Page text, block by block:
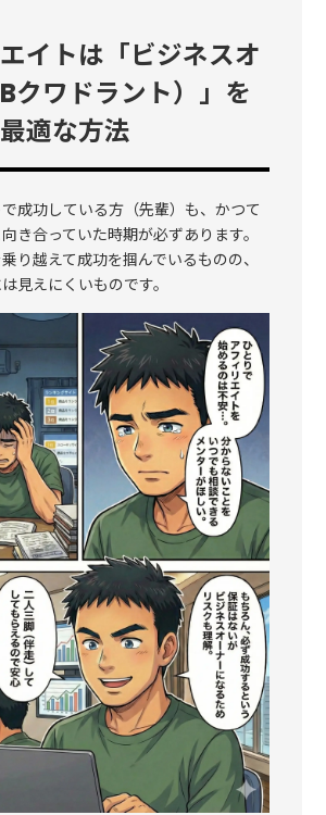
イトは「ビジネスオ
クワドラント）」を
適な方法
成功している方（先輩）も、かつて
き合っていた時期が必ずあります。
り越えて成功を掴んでいるものの、
見えにくいものです。